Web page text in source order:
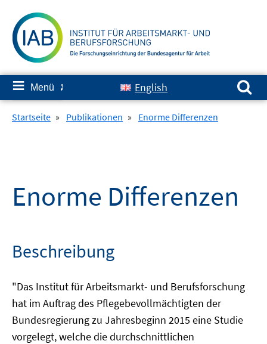
zum
Inhalt
≡ Menü ✘ English
Suchen nach:
Startseite » Publikationen » Enorme Differenzen
Enorme Differenzen
Beschreibung
"Das Institut für Arbeitsmarkt- und Berufsforschung
hat im Auftrag des Pflegebevollmächtigten der
Bundesregierung zu Jahresbeginn 2015 eine Studie
vorgelegt, welche die durchschnittlichen